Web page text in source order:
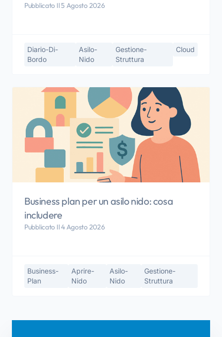
Pubblicato Il 5 Agosto 2026
Diario-Di-
Bordo
Asilo-
Nido
Gestione-
Struttura
Cloud
Business plan per un asilo nido: cosa
includere
Pubblicato Il 4 Agosto 2026
Business-
Plan
Aprire-
Nido
Asilo-
Nido
Gestione-
Struttura